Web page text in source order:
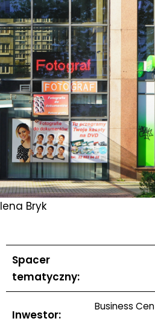
Bryk
Spacer
tematyczny:
Inwestor:
Business